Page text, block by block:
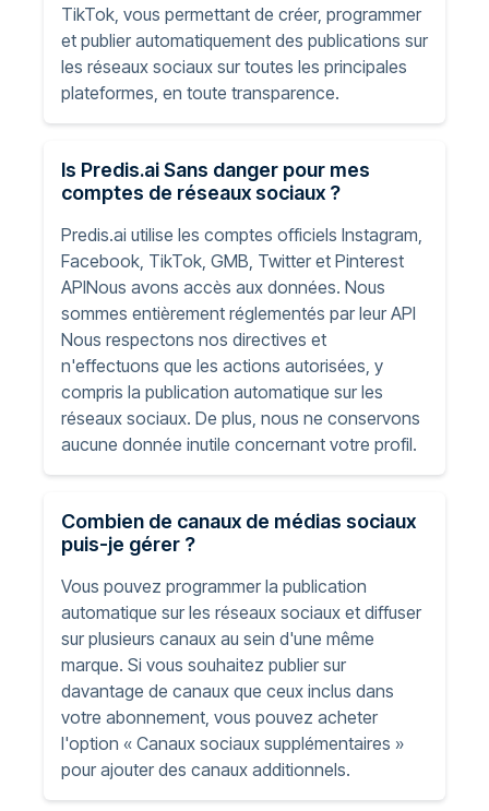
TikTok, vous permettant de créer, programmer
et publier automatiquement des publications sur
les réseaux sociaux sur toutes les principales
plateformes, en toute transparence.
Is Predis.ai Sans danger pour mes
comptes de réseaux sociaux ?
Predis.ai utilise les comptes officiels Instagram,
Facebook, TikTok, GMB, Twitter et Pinterest
APINous avons accès aux données. Nous
sommes entièrement réglementés par leur API
Nous respectons nos directives et
n'effectuons que les actions autorisées, y
compris la publication automatique sur les
réseaux sociaux. De plus, nous ne conservons
aucune donnée inutile concernant votre profil.
Combien de canaux de médias sociaux
puis-je gérer ?
Vous pouvez programmer la publication
automatique sur les réseaux sociaux et diffuser
sur plusieurs canaux au sein d'une même
marque. Si vous souhaitez publier sur
davantage de canaux que ceux inclus dans
votre abonnement, vous pouvez acheter
l'option « Canaux sociaux supplémentaires »
pour ajouter des canaux additionnels.